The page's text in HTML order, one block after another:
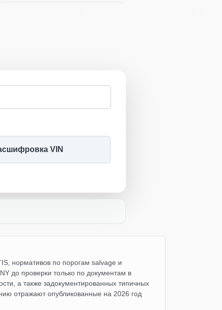
Manheim
VIN
нормативов по порогам salvage и
до проверки только по документам в
а также задокументированных типичных
отражают опубликованные на 2026 год